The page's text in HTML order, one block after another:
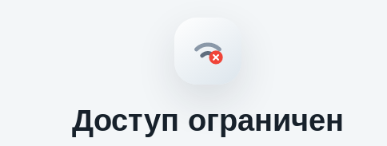
Доступ ограничен